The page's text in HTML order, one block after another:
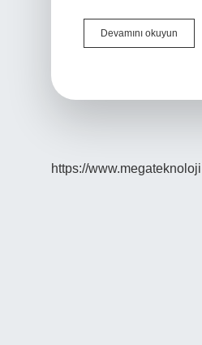
Devamını okuyun
https://